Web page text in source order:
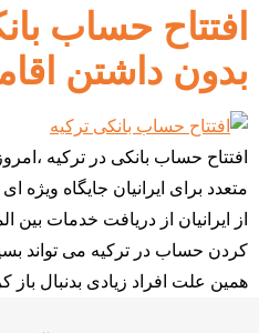
افتتاح حساب
بدون داشتن اقامت
افتتاح حساب بانکی در ترکیه
متعدد برای ایرانیان جایگاه ویژه
از ایرانیان از دریافت خدمات بین
کردن حساب در ترکیه می تواند
همین علت افراد زیادی بدنبال